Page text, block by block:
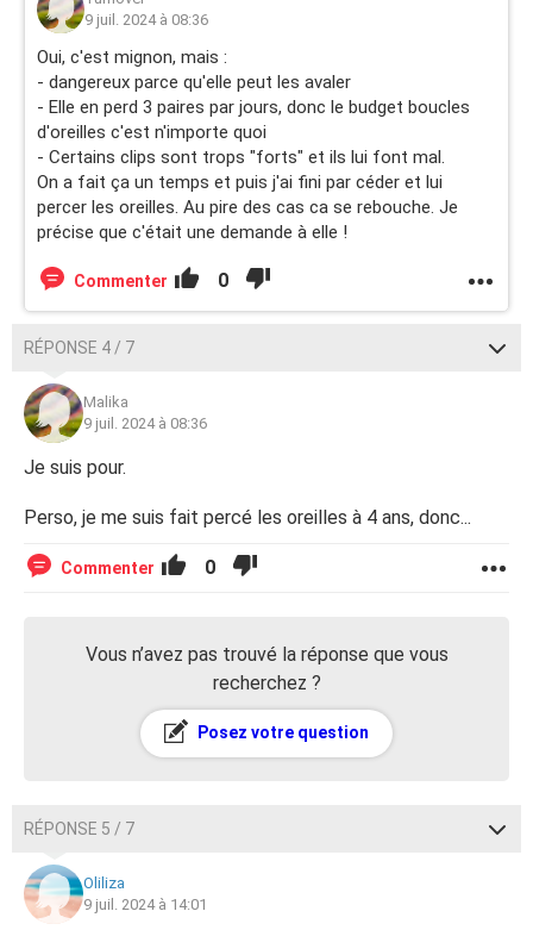
9 juil. 2024 à 08:36
Oui, c'est mignon, mais :
- dangereux parce qu'elle peut les avaler
- Elle en perd 3 paires par jours, donc le budget boucles
d'oreilles c'est n'importe quoi
- Certains clips sont trops "forts" et ils lui font mal.
On a fait ça un temps et puis j'ai fini par céder et lui
percer les oreilles. Au pire des cas ca se rebouche. Je
précise que c'était une demande à elle !
Commenter 0
RÉPONSE 4 / 7
Malika
9 juil. 2024 à 08:36
Je suis pour.
Perso, je me suis fait percé les oreilles à 4 ans, donc...
Commenter 0
Vous n’avez pas trouvé la réponse que vous
recherchez ?
Posez votre question
RÉPONSE 5 / 7
Oliliza
9 juil. 2024 à 14:01